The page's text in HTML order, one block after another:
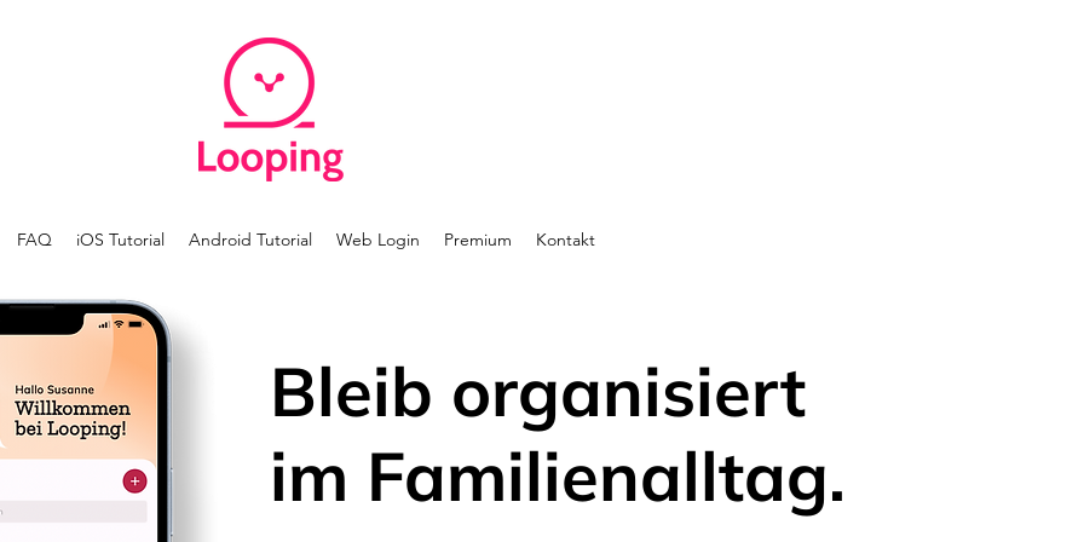
FAQ iOS Tutorial Android Tutorial Web Login Premium Kontakt
Bleib organisiert
im Familienalltag.